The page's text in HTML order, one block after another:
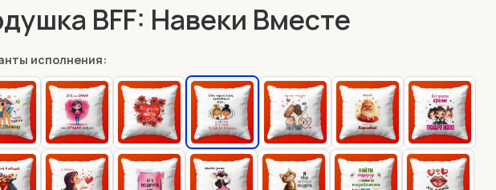
BFF: Навеки Вместе
исполнения: